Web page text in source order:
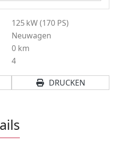
125kW (170 PS)
Neuwagen
0 km
4
DRUCKEN